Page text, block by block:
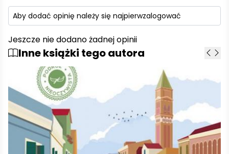
Aby dodać opinię należy się najpierwzalogować
Jeszcze nie dodano żadnej opinii
Inne książki tego autora